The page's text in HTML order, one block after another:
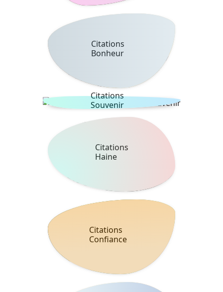
Citations
Bonheur
Citations
Souvenir
Citations
Haine
Citations
Confiance